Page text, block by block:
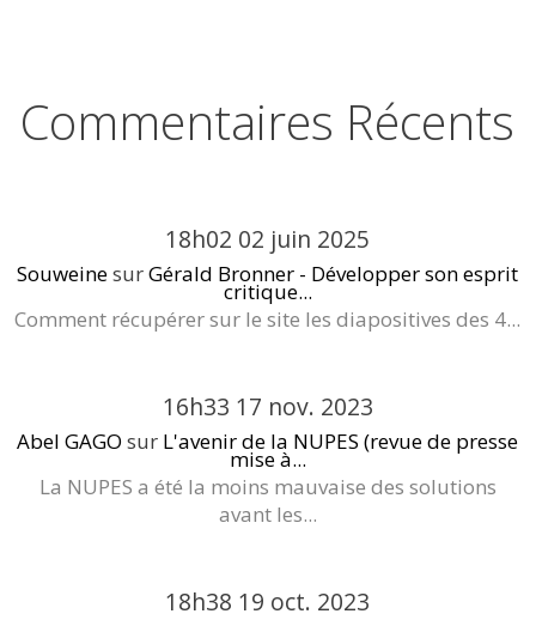
Commentaires Récents
18h02 02 juin 2025
SouweinesurGérald Bronner - Développer son esprit
critique...
Comment récupérer sur le site les diapositives des 4...
16h33 17 nov. 2023
Abel GAGO sur L'avenir de la NUPES (revue de presse
mise à...
La NUPES a été la moins mauvaise des solutions
avant les...
18h38 19 oct. 2023